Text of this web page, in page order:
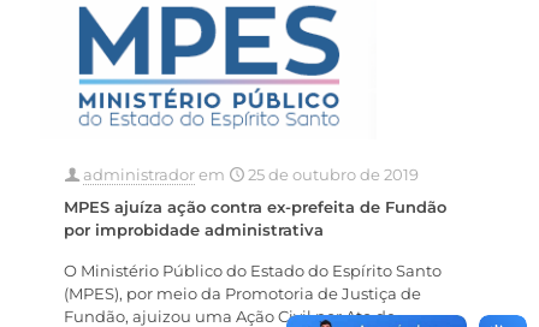
administradorem
25 de outubro de 2019
MPES ajuíza ação contra ex-prefeita de Fundão
por improbidade administrativa
O Ministério Público do Estado do Espírito Santo
(MPES), por meio da Promotoria de Justiça de
Fundão, ajuizou uma Ação Civil por Ato de